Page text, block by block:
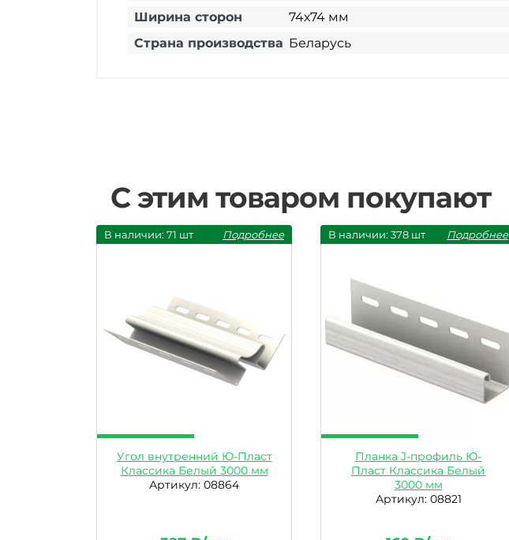
Ширина сторон
74х74 мм
Страна производства Беларусь
С этим товаром покупают
В наличии: 71 шт Подробнее
Угол внутренний Ю-Пласт
Классика Белый 3000 мм
Артикул: 08864
В наличии: 378 шт Подробнее
Планка J-профиль Ю-
Пласт Классика Белый
3000 мм
Артикул: 08821